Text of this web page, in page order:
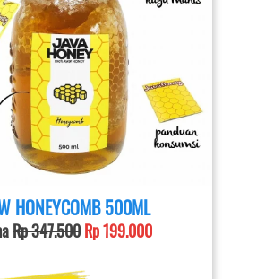
HONEYCOMB 500ML
Rp 347.500Rp 199.000